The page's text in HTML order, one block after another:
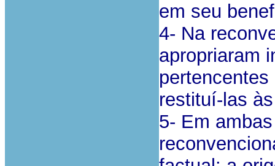
em seu
4- Na
apropriaram
restituí-las
5- Em